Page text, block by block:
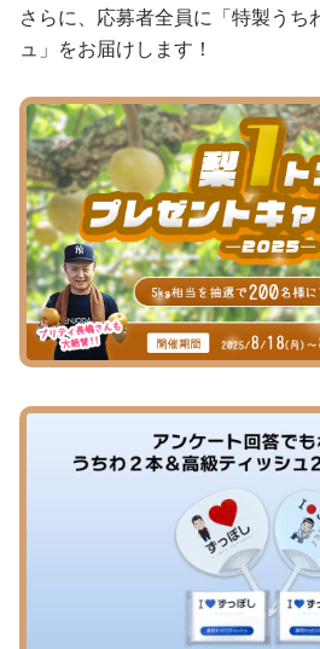
さらに、応募者全員に「特製うち
ュ」をお届けします！